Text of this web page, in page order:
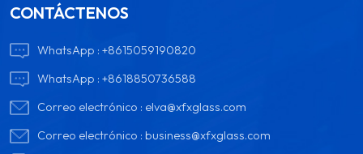
CONTÁCTENOS
WhatsApp :+8615059190820
WhatsApp :+8618850736588
Correo electrónico : elva@xfxglass.com
Correo electrónico :business@xfxglass.com